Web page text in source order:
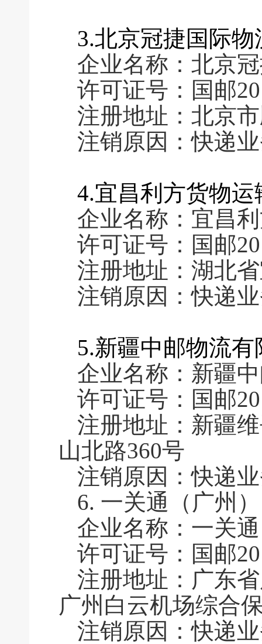
3.北京冠捷国际
企业名称：北京
许可证号：国邮
注册地址：北京
注销原因：快递
4.宜昌利方货物
企业名称：宜昌
许可证号：国邮
注册地址：湖北
注销原因：快递
5.新疆中邮物流
企业名称：新疆
许可证号：国邮
注册地址：新疆
山北路360号
注销原因：快递
6. 一关通（广州
企业名称：一关
许可证号：国邮
注册地址：广东
广州白云机场综合
注销原因：快递